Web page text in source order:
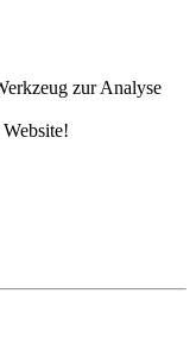
zur Analyse